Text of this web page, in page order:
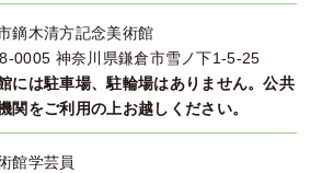
鏑木清方記念美術館
0005 神奈川県鎌倉市雪ノ下1-5-25
には駐車場、駐輪場はありません。公共
関をご利用の上お越しください。
館学芸員